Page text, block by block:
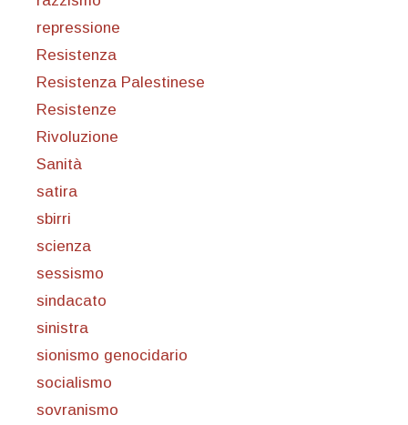
repressione
Resistenza
Resistenza Palestinese
Resistenze
Rivoluzione
Sanità
satira
sbirri
scienza
sessismo
sindacato
sinistra
sionismo genocidario
socialismo
sovranismo